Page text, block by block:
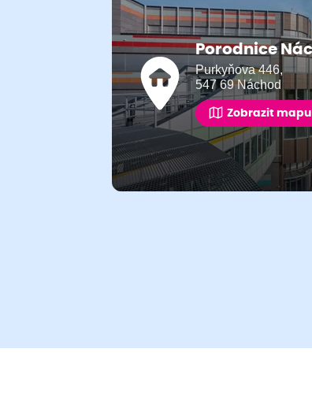
Porodnice
Purkyňova 446,
547 69 Náchod
Zobrazit